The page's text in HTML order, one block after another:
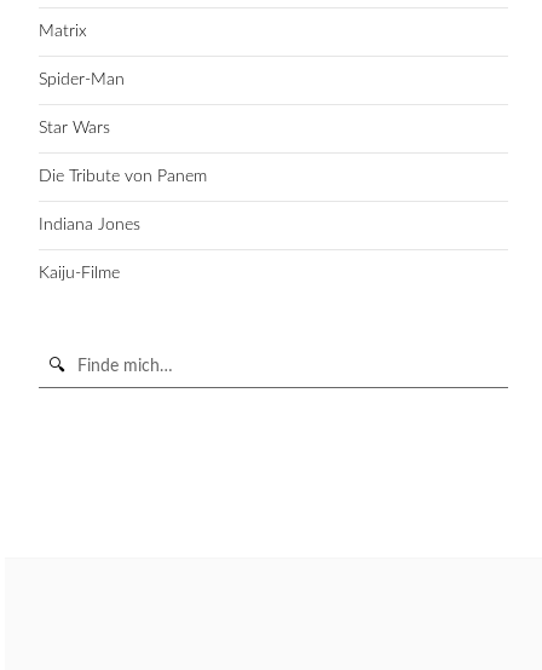
Matrix
Spider-Man
Star Wars
Die Tribute von Panem
Indiana Jones
Kaiju-Filme
Suche